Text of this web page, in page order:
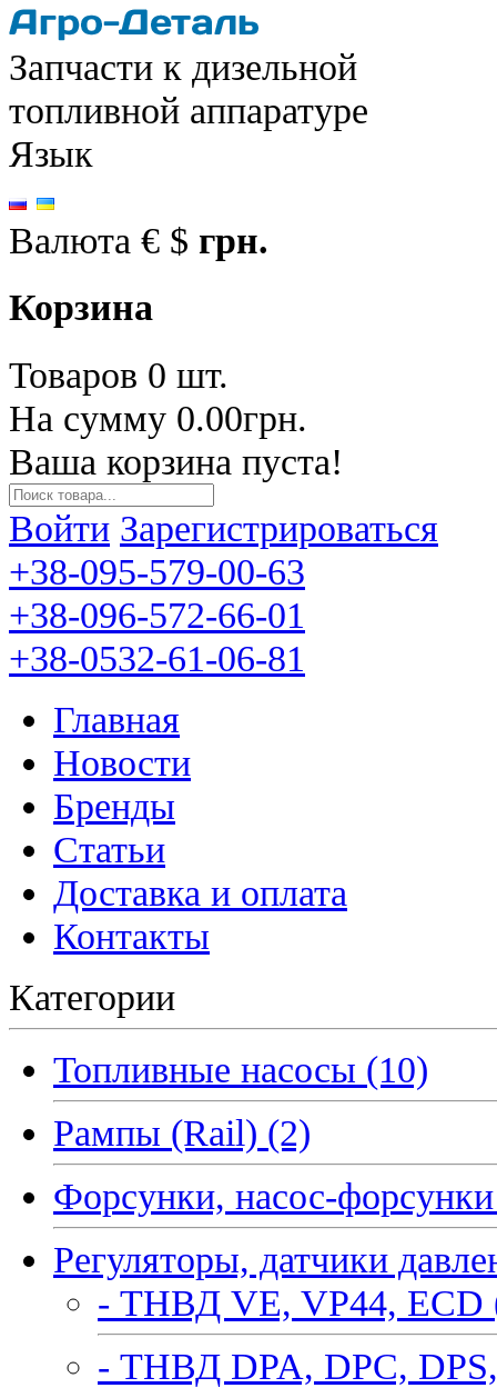
Запчасти к дизельной
топливной аппаратуре
Язык
Валюта € $ грн.
Корзина
Товаров 0 шт.
На сумму 0.00грн.
Ваша корзина пуста!
Войти Зарегистрироваться
+38-095-579-00-63
+38-096-572-66-01
+38-0532-61-06-81
Главная
Новости
Бренды
Статьи
Доставка и оплата
Контакты
Категории
Топливные насосы (10)
Рампы (Rail) (2)
Форсунки, насос-
Регуляторы, датчики
- ТНВД VE, VP44, ECD
- ТНВД DPA, DPC,